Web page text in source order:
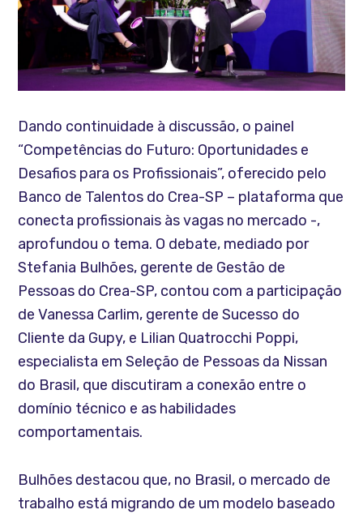
Dando continuidade à discussão, o painel
“Competências do Futuro: Oportunidades e
Desafios para os Profissionais”, oferecido pelo
Banco de Talentos do Crea-SP – plataforma que
conecta profissionais às vagas no mercado -,
aprofundou o tema. O debate, mediado por
Stefania Bulhões, gerente de Gestão de
Pessoas do Crea-SP, contou com a participação
de Vanessa Carlim, gerente de Sucesso do
Cliente da Gupy, e Lilian Quatrocchi Poppi,
especialista em Seleção de Pessoas da Nissan
do Brasil, que discutiram a conexão entre o
domínio técnico e as habilidades
comportamentais.
Bulhões destacou que, no Brasil, o mercado de
trabalho está migrando de um modelo baseado